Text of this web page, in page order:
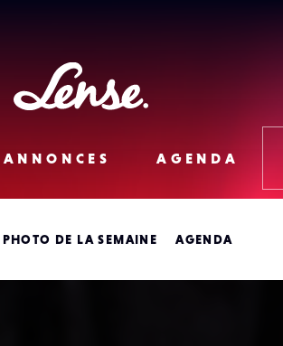
ANNONCES AGENDA
PHOTO DE LA SEMAINE AGENDA